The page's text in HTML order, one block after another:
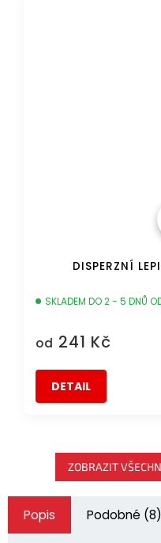
DISPERZNÍ
SKLADEM DO 2 - 5 DNŮ
od 241 Kč
DETAIL
ZOBRAZIT
Popis Podobné (8)